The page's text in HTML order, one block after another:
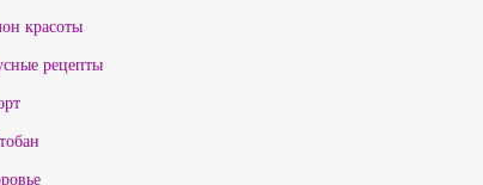
красоты
рецепты